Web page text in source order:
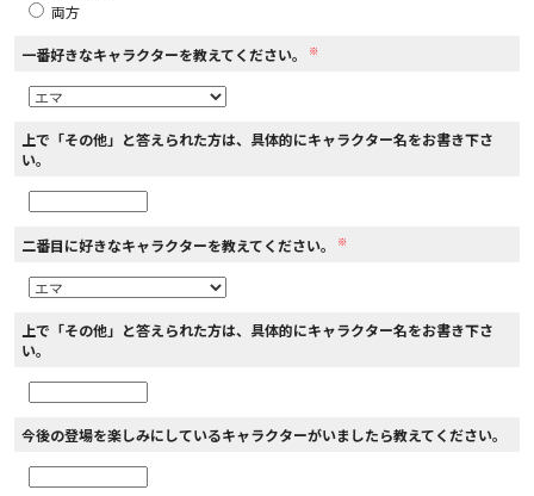
両方
一番好きなキャラクターを教えてください。 ※
上で「その他」と答えられた方は、具体的にキャラクター名をお書き下さ
い。
二番目に好きなキャラクターを教えてください。 ※
上で「その他」と答えられた方は、具体的にキャラクター名をお書き下さ
い。
今後の登場を楽しみにしているキャラクターがいましたら教えてください。